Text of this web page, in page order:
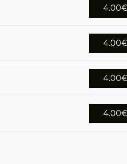
4.00€
4.00€
4.00€
4.00€